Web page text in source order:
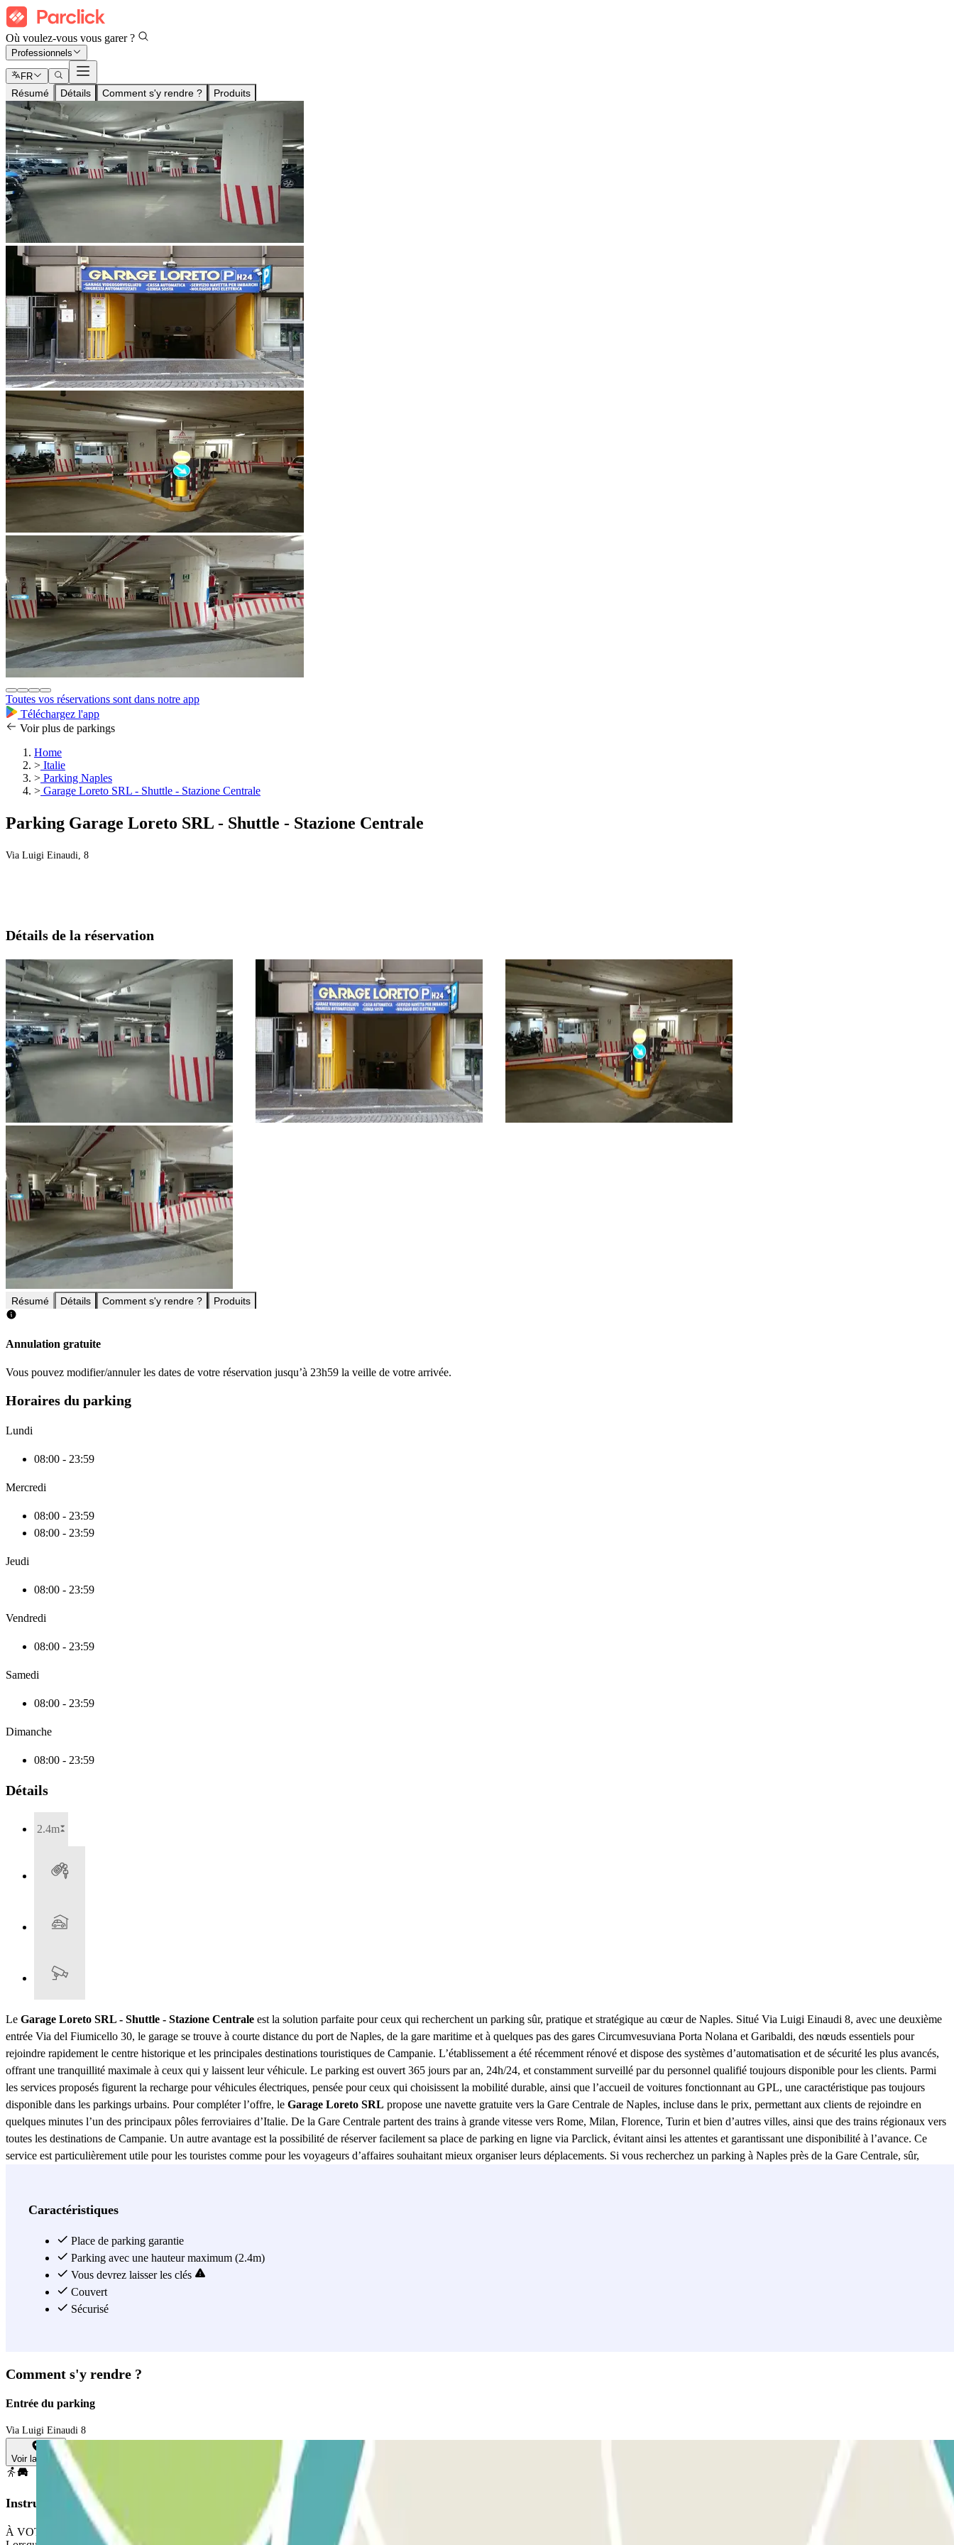
Où voulez-vous vous garer ?
Professionnels
FR
Résumé Détails Comment s'y rendre ? Produits
Toutes vos réservations sont dans notre app
Téléchargez l'app
Voir plus de parkings
Home
> Italie
> Parking Naples
> Garage Loreto SRL - Shuttle - Stazione Centrale
Parking Garage Loreto SRL - Shuttle - Stazione Centrale
Via Luigi Einaudi, 8
Détails de la réservation
Résumé Détails Comment s'y rendre ? Produits
Annulation gratuite
Vous pouvez modifier/annuler les dates de votre réservation jusqu’à 23h59 la veille de votre arrivée.
Horaires du parking
Lundi
08:00 - 23:59
Mercredi
08:00 - 23:59
08:00 - 23:59
Jeudi
08:00 - 23:59
Vendredi
08:00 - 23:59
Samedi
08:00 - 23:59
Dimanche
08:00 - 23:59
Détails
2.4m
Le Garage Loreto SRL - Shuttle - Stazione Centrale est la solution parfaite pour ceux qui recherchent un parking sûr, pratique et stratégique au cœur de Naples. Situé Via Luigi Einaudi 8, avec une deuxième
entrée Via del Fiumicello 30, le garage se trouve à courte distance du port de Naples, de la gare maritime et à quelques pas des gares Circumvesuviana Porta Nolana et Garibaldi, des nœuds essentiels pour
rejoindre rapidement le centre historique et les principales destinations touristiques de Campanie. L’établissement a été récemment rénové et dispose des systèmes d’automatisation et de sécurité les plus avancés,
offrant une tranquillité maximale à ceux qui y laissent leur véhicule. Le parking est ouvert 365 jours par an, 24h/24, et constamment surveillé par du personnel qualifié toujours disponible pour les clients. Parmi
les services proposés figurent la recharge pour véhicules électriques, pensée pour ceux qui choisissent la mobilité durable, ainsi que l’accueil de voitures fonctionnant au GPL, une caractéristique pas toujours
disponible dans les parkings urbains. Pour compléter l’offre, le Garage Loreto SRL propose une navette gratuite vers la Gare Centrale de Naples, incluse dans le prix, permettant aux clients de rejoindre en
quelques minutes l’un des principaux pôles ferroviaires d’Italie. De la Gare Centrale partent des trains à grande vitesse vers Rome, Milan, Florence, Turin et bien d’autres villes, ainsi que des trains régionaux vers
toutes les destinations de Campanie. Un autre avantage est la possibilité de réserver facilement sa place de parking en ligne via Parclick, évitant ainsi les attentes et garantissant une disponibilité à l’avance. Ce
service est particulièrement utile pour les touristes comme pour les voyageurs d’affaires souhaitant mieux organiser leurs déplacements. Si vous recherchez un parking à Naples près de la Gare Centrale, sûr,
Caractéristiques
Place de parking garantie
Parking avec une hauteur maximum (2.4m)
Vous devrez laisser les clés
Couvert
Sécurisé
Comment s'y rendre ?
Entrée du parking
Via Luigi Einaudi 8
Voir la carte
Instructions
À VOTRE ARRIVÉE : Accédez au parking et présentez au personnel votre réservation Parclick. Après validation, prenez la prochaine navette. La navette vous conduira à la gare. À VOTRE RETOUR :